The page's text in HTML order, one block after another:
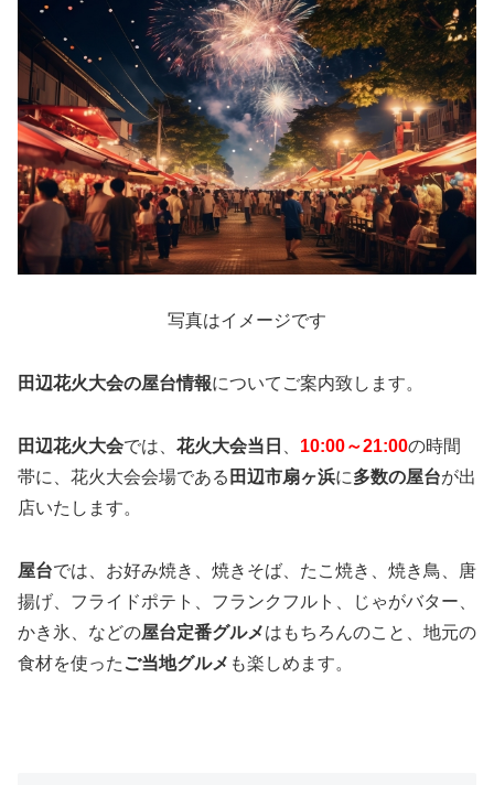
写真はイメージです
田辺花火大会の屋台情報についてご案内致します。
田辺花火大会では、 花火大会当日 10:00～21:00の時間
帯に、花火大会会場である 田辺市扇ヶ浜に多数の屋台が出
店いたします。
屋台では、お好み焼き、焼きそば、たこ焼き、焼き鳥、唐
揚げ、フライドポテト、フランクフルト、じゃがバター、
かき氷、などの屋台定番グルメはもちろんのこと、地元の
食材を使った ご当地グルメ も楽しめます。